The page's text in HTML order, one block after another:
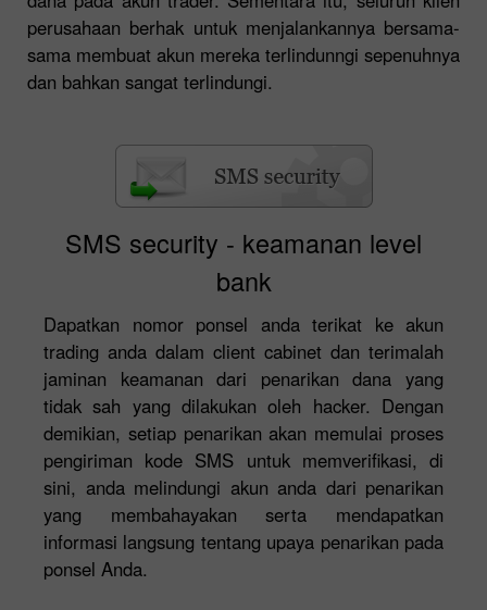
perusahaan berhak untuk menjalankannya bersama-
sama membuat akun mereka terlindunngi sepenuhnya
dan bahkan sangat terlindungi.
SMS security - keamanan level
bank
Dapatkan nomor ponsel anda terikat ke akun
trading anda dalam client cabinet dan terimalah
jaminan keamanan dari penarikan dana yang
tidak sah yang dilakukan oleh hacker. Dengan
demikian, setiap penarikan akan memulai proses
pengiriman kode SMS untuk memverifikasi, di
sini, anda melindungi akun anda dari penarikan
yang membahayakan serta mendapatkan
informasi langsung tentang upaya penarikan pada
ponsel Anda.